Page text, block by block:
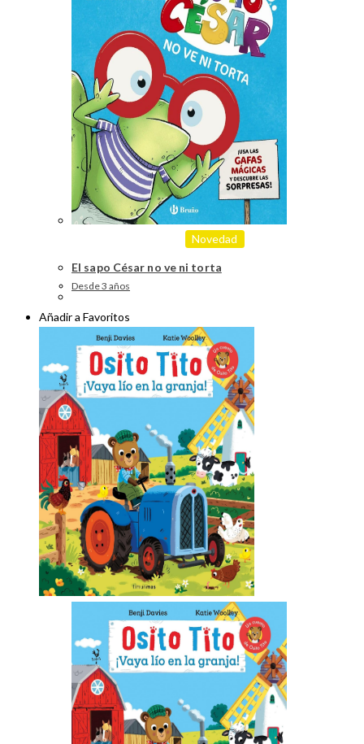
Novedad
El sapo César no ve ni torta
Desde 3 años
Añadir a Favoritos